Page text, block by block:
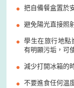
把自備餐盒置於
避免陽光直接照
學生在旅行地點
有明顯污垢，可
減少打開冰箱的
不要進食任何温